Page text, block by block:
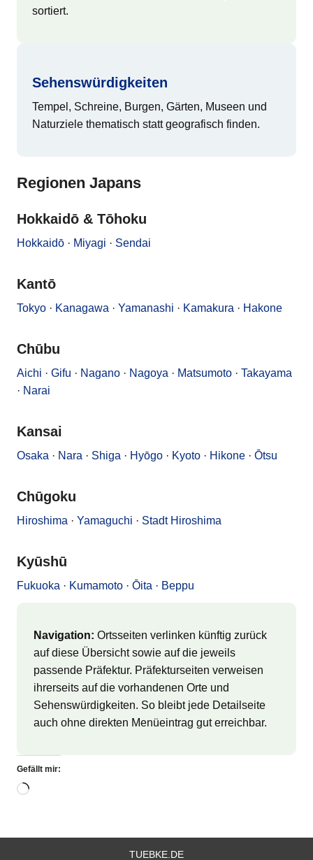
sortiert.
Sehenswürdigkeiten
Tempel, Schreine, Burgen, Gärten, Museen und
Naturziele thematisch statt geografisch finden.
Regionen Japans
Hokkaidō & Tōhoku
Hokkaidō · Miyagi · Sendai
Kantō
Tokyo · Kanagawa · Yamanashi · Kamakura · Hakone
Chūbu
Aichi · Gifu · Nagano · Nagoya · Matsumoto · Takayama
· Narai
Kansai
Osaka · Nara · Shiga · Hyōgo · Kyoto · Hikone · Ōtsu
Chūgoku
Hiroshima · Yamaguchi · Stadt Hiroshima
Kyūshū
Fukuoka · Kumamoto · Ōita · Beppu
Navigation: Ortsseiten verlinken künftig zurück
auf diese Übersicht sowie auf die jeweils
passende Präfektur. Präfekturseiten verweisen
ihrerseits auf die vorhandenen Orte und
Sehenswürdigkeiten. So bleibt jede Detailseite
auch ohne direkten Menüeintrag gut erreichbar.
Gefällt mir:
Wird
TUEBKE.DE